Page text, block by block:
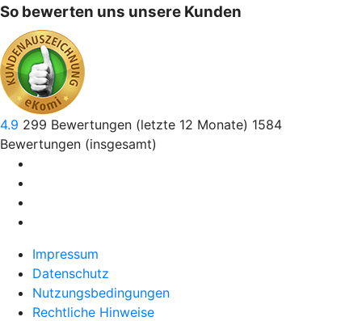
So bewerten uns unsere Kunden
4.9 299 Bewertungen (letzte 12 Monate) 1584
Bewertungen (insgesamt)
Impressum
Datenschutz
Nutzungsbedingungen
Rechtliche Hinweise